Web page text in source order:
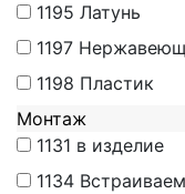
1195 Латунь
1197
1198 Пластик
Монтаж
1131 в изделие
1134